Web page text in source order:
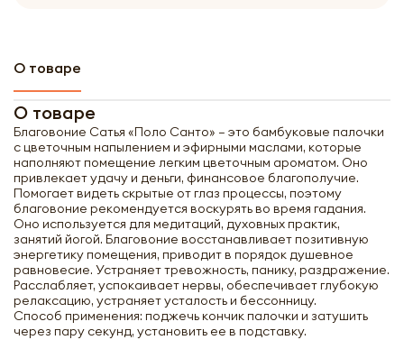
О товаре
О товаре
Благовоние Сатья «Поло Санто» – это бамбуковые палочки
с цветочным напылением и эфирными маслами, которые
наполняют помещение легким цветочным ароматом. Оно
привлекает удачу и деньги, финансовое благополучие.
Помогает видеть скрытые от глаз процессы, поэтому
благовоние рекомендуется воскурять во время гадания.
Оно используется для медитаций, духовных практик,
занятий йогой. Благовоние восстанавливает позитивную
энергетику помещения, приводит в порядок душевное
равновесие. Устраняет тревожность, панику, раздражение.
Расслабляет, успокаивает нервы, обеспечивает глубокую
релаксацию, устраняет усталость и бессонницу.
Способ применения: поджечь кончик палочки и затушить
через пару секунд, установить ее в подставку.